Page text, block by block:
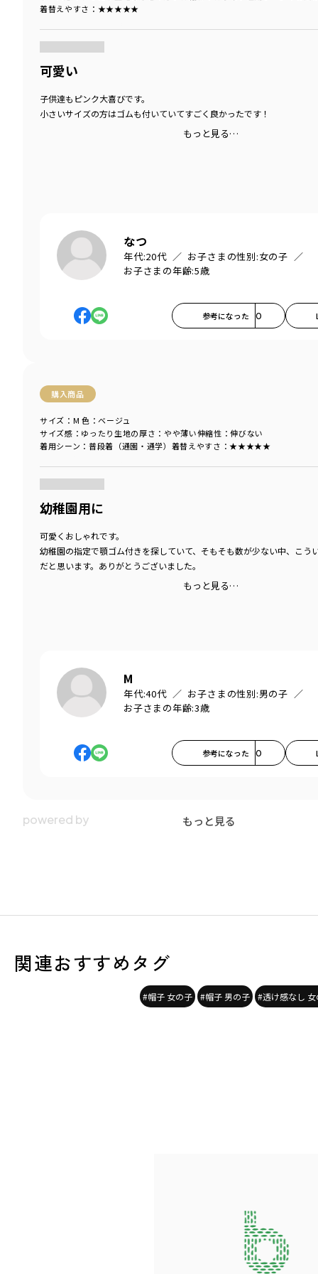
着替えやすさ ：★★★★★
可愛い
子供達もピンク大喜びです。
小さいサイズの方はゴムも付いていてすごく良かったです！
もっと見る…
なつ
年代:20代 お子さまの性別:女の子
お子さまの年齢:5歳
参考になった 0
購入商品
サイズ感 ：ゆったり 生地の厚さ ：やや薄い伸縮性 ：伸びない
着用シーン ：普段着（通園・通学） 着替えやすさ ：★★★★★
サイズ：M 色：ベージュ
幼稚園用に
可愛くおしゃれです。
幼稚園の指定で顎ゴム付きを探していて、そもそも数が少ない中、こう
だと思います。ありがとうございました。
もっと見る…
M
年代:40代 お子さまの性別:男の子
お子さまの年齢:3歳
参考になった 0
もっと見る
関連おすすめタグ
#帽子 女の子 #帽子 男の子 #透け感なし 女